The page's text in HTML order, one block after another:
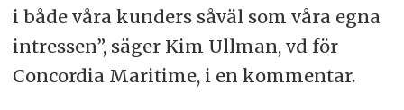
i både våra kunders såväl som våra egna
intressen”, säger Kim Ullman, vd för
Concordia Maritime, i en kommentar.